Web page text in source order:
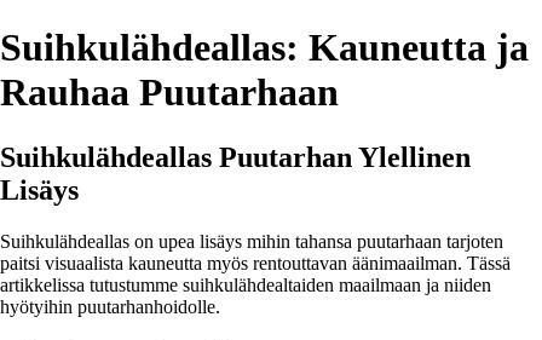
Suihkulähdeallas: Kauneutta ja
Rauhaa Puutarhaan
Suihkulähdeallas Puutarhan Ylellinen
Lisäys
Suihkulähdeallas on upea lisäys mihin tahansa puutarhaan tarjoten
paitsi visuaalista kauneutta myös rentouttavan äänimaailman. Tässä
artikkelissa tutustumme suihkulähdealtaiden maailmaan ja niiden
hyötyihin puutarhanhoidolle.